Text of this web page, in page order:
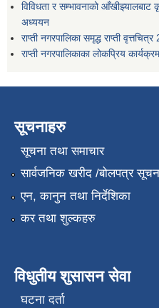
विविधता र सम्भावनाको आँखीझ्यालबाट
अध्ययन
राप्ती नगरपालिका समृद्ध राप्ती
राप्ती नगरपालिकाका लोकप्रिय
सूचनाहरु
सूचना तथा समाचार
सार्वजनिक खरीद /बोलपत्र
एन, कानुन तथा निर्देशिका
कर तथा शुल्कहरु
विधुतीय शुसासन सेवा
घटना दर्ता